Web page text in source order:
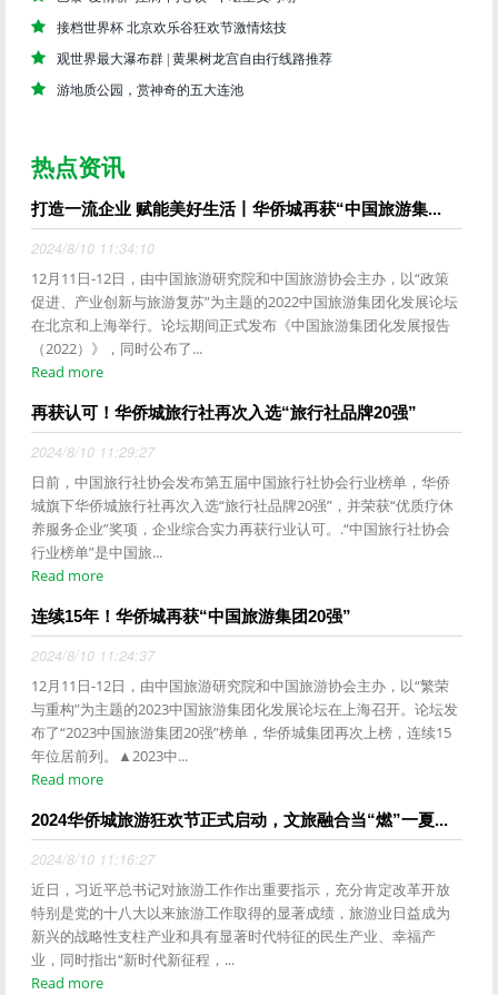
接档世界杯 北京欢乐谷狂欢节激情炫技
观世界最大瀑布群 | 黄果树龙宫自由行线路推荐
游地质公园，赏神奇的五大连池
热点资讯
打造一流企业 赋能美好生活丨华侨城再获“中国旅游集...
2024/8/10 11:34:10
12月11日-12日，由中国旅游研究院和中国旅游协会主办，以“政策
促进、产业创新与旅游复苏”为主题的2022中国旅游集团化发展论坛
在北京和上海举行。论坛期间正式发布《中国旅游集团化发展报告
（2022）》，同时公布了...
Read more
再获认可！华侨城旅行社再次入选“旅行社品牌20强”
2024/8/10 11:29:27
日前，中国旅行社协会发布第五届中国旅行社协会行业榜单，华侨
城旗下华侨城旅行社再次入选“旅行社品牌20强”，并荣获“优质疗休
养服务企业”奖项，企业综合实力再获行业认可。.“中国旅行社协会
行业榜单”是中国旅...
Read more
连续15年！华侨城再获“中国旅游集团20强”
2024/8/10 11:24:37
12月11日-12日，由中国旅游研究院和中国旅游协会主办，以“繁荣
与重构”为主题的2023中国旅游集团化发展论坛在上海召开。论坛发
布了“2023中国旅游集团20强”榜单，华侨城集团再次上榜，连续15
年位居前列。▲2023中...
Read more
2024华侨城旅游狂欢节正式启动，文旅融合当“燃”一夏...
2024/8/10 11:16:27
近日，习近平总书记对旅游工作作出重要指示，充分肯定改革开放
特别是党的十八大以来旅游工作取得的显著成绩，旅游业日益成为
新兴的战略性支柱产业和具有显著时代特征的民生产业、幸福产
业，同时指出“新时代新征程，...
Read more